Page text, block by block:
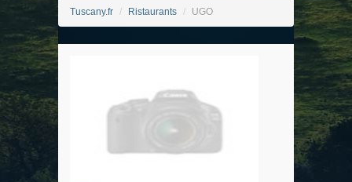
Tuscany.fr / Ristaurants / UGO